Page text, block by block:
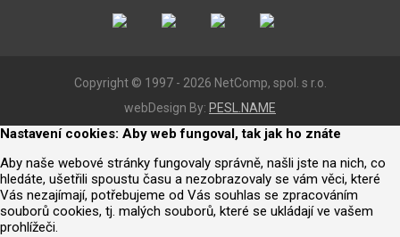
Copyright © 1997 - 2026 NetComp, spol. s r.o.
webDesign By: PESL.NAME
Nastavení cookies: Aby web fungoval, tak jak ho znáte
Aby naše webové stránky fungovaly správně, našli jste na nich, co
hledáte, ušetřili spoustu času a nezobrazovaly se vám věci, které
Vás nezajímají, potřebujeme od Vás souhlas se zpracováním
souborů cookies, tj. malých souborů, které se ukládají ve vašem
prohlížeči.